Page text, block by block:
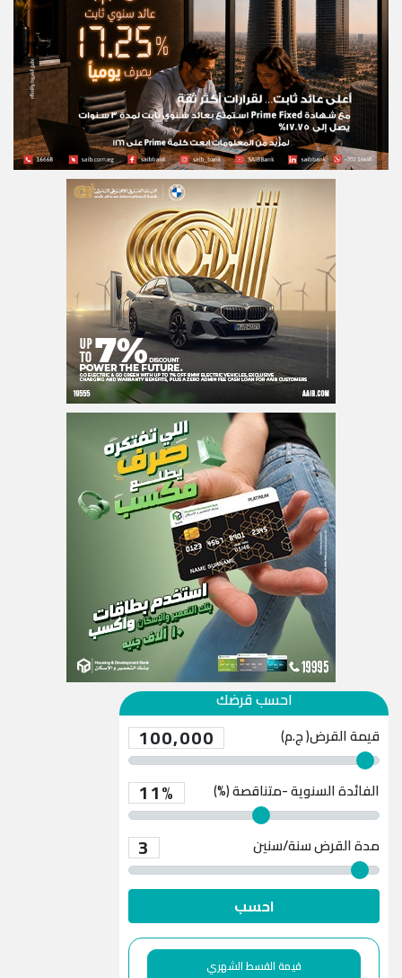
احسب قرضك
قيمة القرض( ج.م) 100,000
الفائدة السنوية -متناقصة (%) 11%
مدة القرض 3 سنة/سنين
احسب
قيمة القسط الشهري